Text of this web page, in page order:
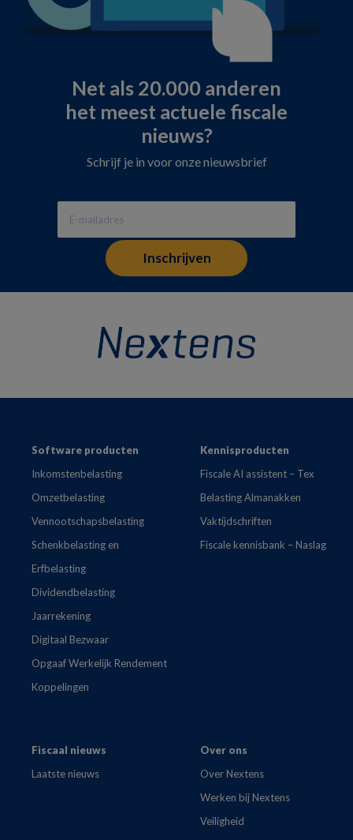
Net als 20.000 anderen
het meest actuele fiscale
nieuws?
Schrijf je in voor onze nieuwsbrief
FooterSoftware producten
Inkomstenbelasting
Omzetbelasting
Vennootschapsbelasting
Schenkbelasting en
Erfbelasting
Dividendbelasting
Jaarrekening
Digitaal Bezwaar
Opgaaf Werkelijk Rendement
Koppelingen
Kennisproducten
Fiscale AI assistent – Tex
Belasting Almanakken
Vaktijdschriften
Fiscale kennisbank – Naslag
Fiscaal nieuws
Laatste nieuws
Over ons
Over Nextens
Werken bij Nextens
Veiligheid